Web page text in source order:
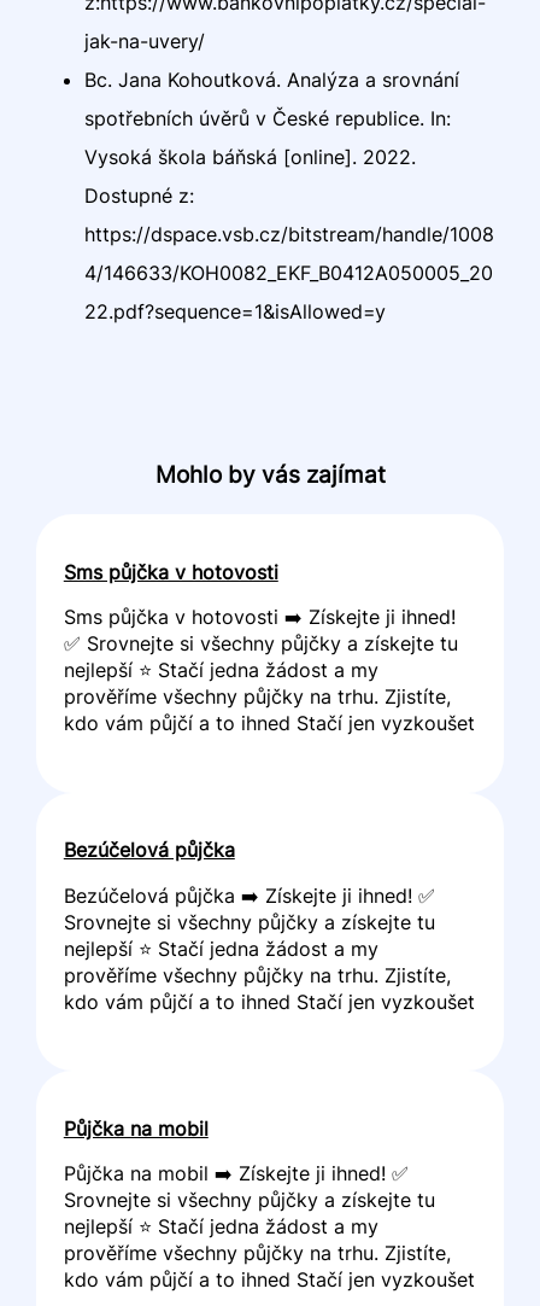
jak-na-uvery/
Bc. Jana Kohoutková. Analýza a srovnání
spotřebních úvěrů v České republice. In:
Vysoká škola báňská [online]. 2022.
Dostupné z:
https://dspace.vsb.cz/bitstream/handle/1008
4/146633/KOH0082_EKF_B0412A050005_20
22.pdf?sequence=1&isAllowed=y
Mohlo by vás zajímat
Sms půjčka v hotovosti
Sms půjčka v hotovosti ➡️ Získejte ji ihned!
✅ Srovnejte si všechny půjčky a získejte tu
nejlepší ⭐ Stačí jedna žádost a my
prověříme všechny půjčky na trhu. Zjistíte,
kdo vám půjčí a to ihned Stačí jen vyzkoušet
Bezúčelová půjčka
Bezúčelová půjčka ➡️ Získejte ji ihned! ✅
Srovnejte si všechny půjčky a získejte tu
nejlepší ⭐ Stačí jedna žádost a my
prověříme všechny půjčky na trhu. Zjistíte,
kdo vám půjčí a to ihned Stačí jen vyzkoušet
Půjčka na mobil
Půjčka na mobil ➡️ Získejte ji ihned! ✅
Srovnejte si všechny půjčky a získejte tu
nejlepší ⭐ Stačí jedna žádost a my
prověříme všechny půjčky na trhu. Zjistíte,
kdo vám půjčí a to ihned Stačí jen vyzkoušet